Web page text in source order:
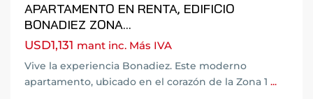
APARTAMENTO EN RENTA, EDIFICIO
BONADIEZ ZONA...
USD1,131 mant inc. Más IVA
Vive la experiencia Bonadiez. Este moderno
apartamento, ubicado en el corazón de la Zona 1 ...
16,